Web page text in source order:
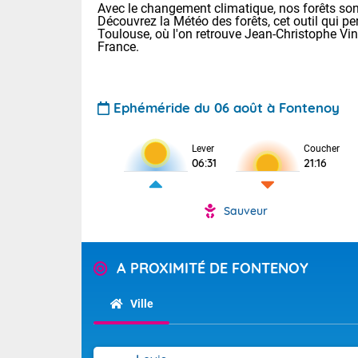
Pour la
Tendance
Avec le changement climatique, nos forêts
Découvrez la Météo des forêts, cet outil qui
Toulouse, où l'on retrouve Jean-Christophe
France.
Ephéméride du 06 août à Fontenoy
Lever
06:31
Coucher
21:16
Sauveur
A PROXIMITÉ DE FONTENOY
Ville
Voici les
: 18/23 Paris
Clermont-
Lille : 19/24
Cet après-
Risque
Sur le Sud-